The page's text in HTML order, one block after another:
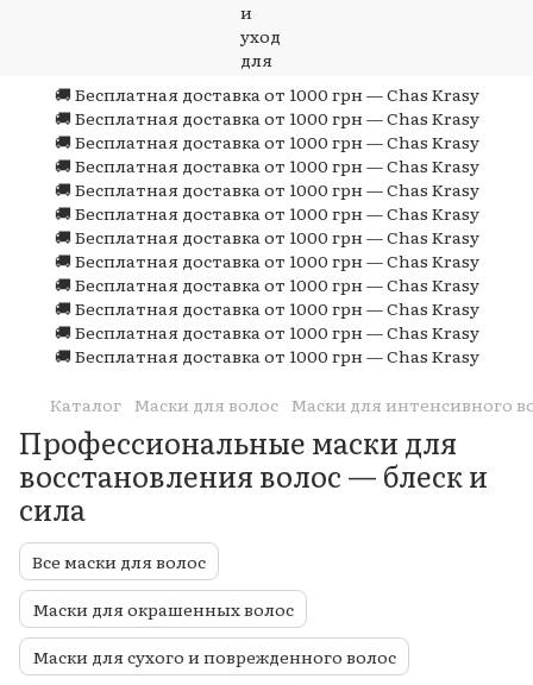
🚚 Бесплатная доставка от 1000 грн — Chas Krasy
🚚 Бесплатная доставка от 1000 грн — Chas Krasy
🚚 Бесплатная доставка от 1000 грн — Chas Krasy
🚚 Бесплатная доставка от 1000 грн — Chas Krasy
🚚 Бесплатная доставка от 1000 грн — Chas Krasy
🚚 Бесплатная доставка от 1000 грн — Chas Krasy
🚚 Бесплатная доставка от 1000 грн — Chas Krasy
🚚 Бесплатная доставка от 1000 грн — Chas Krasy
🚚 Бесплатная доставка от 1000 грн — Chas Krasy
🚚 Бесплатная доставка от 1000 грн — Chas Krasy
🚚 Бесплатная доставка от 1000 грн — Chas Krasy
🚚 Бесплатная доставка от 1000 грн — Chas Krasy
Каталог Маски для волос Маски для интенсивного
Профессиональные маски для
восстановления волос — блеск и
сила
Все маски для волос
Маски для окрашенных волос
Маски для сухого и поврежденного волос